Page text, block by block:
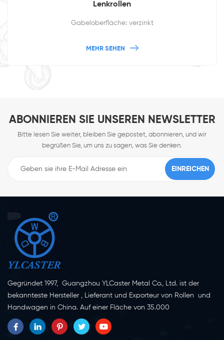
mittelschwere Rollen im Großhandel
Gabeloberfläche: verzinkt
MEHR SEHEN
ABONNIEREN SIE UNSEREN NEWSLETTER
Bitte lesen Sie weiter, bleiben Sie gepostet, abonnieren, und wir
begrüßen Sie, um uns zu sagen, was Sie denken.
Gegründet 1997, Guangzhou YLCaster Metal Co., Ltd. ist der
bekannteste Hersteller , Lieferant und Exporteur von Rollen und
Handwagen in China. Auf einer Fläche von 35.000
Quadratmetern in der Stadt Yangjiang in der Provinz
Guangdong mit mehr als 20 Experten und etwa 150 Mitarbeitern,